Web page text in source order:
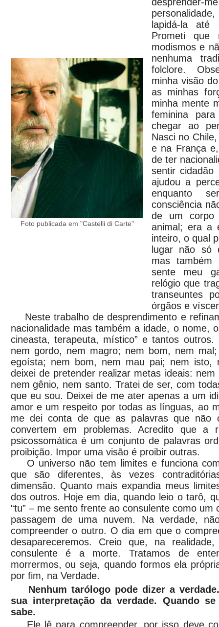
Foto publicada em "Castelli di Carte"
personalidade,
lapidá-la até
Prometi que
modismos e
nenhuma
folclore.
minha visão
as minhas
minha mente
feminina
chegar ao
Nasci no
e na França
de ter
sentir
ajudou a
enquanto
consciência
de um corpo
animal; era a
inteiro, o qual
lugar não só
mas
sente meu
relógio que
transeuntes
órgãos e
Neste trabalho de desprendimento e
nacionalidade mas também a idade, o nome,
cineasta, terapeuta, místico” e tantos
nem gordo, nem magro; nem bom, nem
egoísta; nem bom, nem mau pai; nem isto,
deixei de pretender realizar metas ideais:
nem gênio, nem santo. Tratei de ser, com
que eu sou. Deixei de me ater apenas a um
amor e um respeito por todas as línguas, ao
me dei conta de que as palavras que não
convertem em problemas. Acredito que a
psicossomática é um conjunto de palavras
proibição. Impor uma visão é proibir outras.
O universo não tem limites e funciona
que são diferentes, às vezes
dimensão. Quanto mais expandia meus
dos outros. Hoje em dia, quando leio o tarô,
“tu” – me sento frente ao consulente como um
passagem de uma nuvem. Na verdade,
compreender o outro. O dia em que o
desapareceremos. Creio que, na
consulente é a morte. Tratamos de
morrermos, ou seja, quando formos ela
por fim, na Verdade.
Nenhum tarólogo pode dizer a
sua interpretação da verdade. Quando
sabe.
Ele lê para compreender, por isso deve